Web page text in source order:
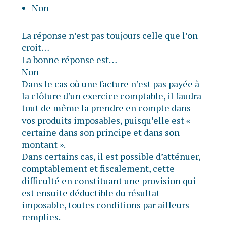
Non
La réponse n’est pas toujours celle que l’on
croit…
La bonne réponse est…
Non
Dans le cas où une facture n’est pas payée à
la clôture d’un exercice comptable, il faudra
tout de même la prendre en compte dans
vos produits imposables, puisqu’elle est «
certaine dans son principe et dans son
montant ».
Dans certains cas, il est possible d’atténuer,
comptablement et fiscalement, cette
difficulté en constituant une provision qui
est ensuite déductible du résultat
imposable, toutes conditions par ailleurs
remplies.